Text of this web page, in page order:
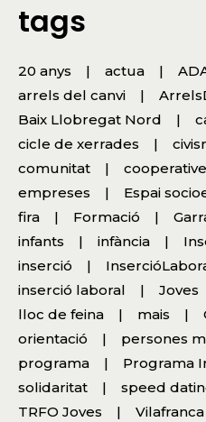
tags
20 anys actua
arrels del canvi
Baix Llobregat Nord
cicle de xerrades
comunitat
empreses
Espai
fira
Formació
infants
infància
inserció
inserció laboral
Joves
lloc de feina
mais
orientació
persones
programa
Programa
solidaritat
speed
TRFO Joves